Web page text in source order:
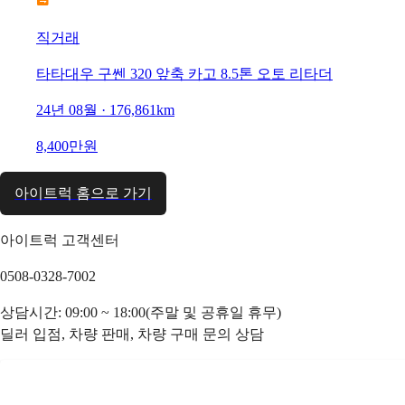
직거래
타타대우 구쎈 320 앞축 카고 8.5톤 오토 리타더
24년 08월 · 176,861km
8,400만원
아이트럭 홈으로 가기
아이트럭 고객센터
0508-0328-7002
상담시간: 09:00 ~ 18:00(주말 및 공휴일 휴무)
딜러 입점, 차량 판매, 차량 구매 문의 상담